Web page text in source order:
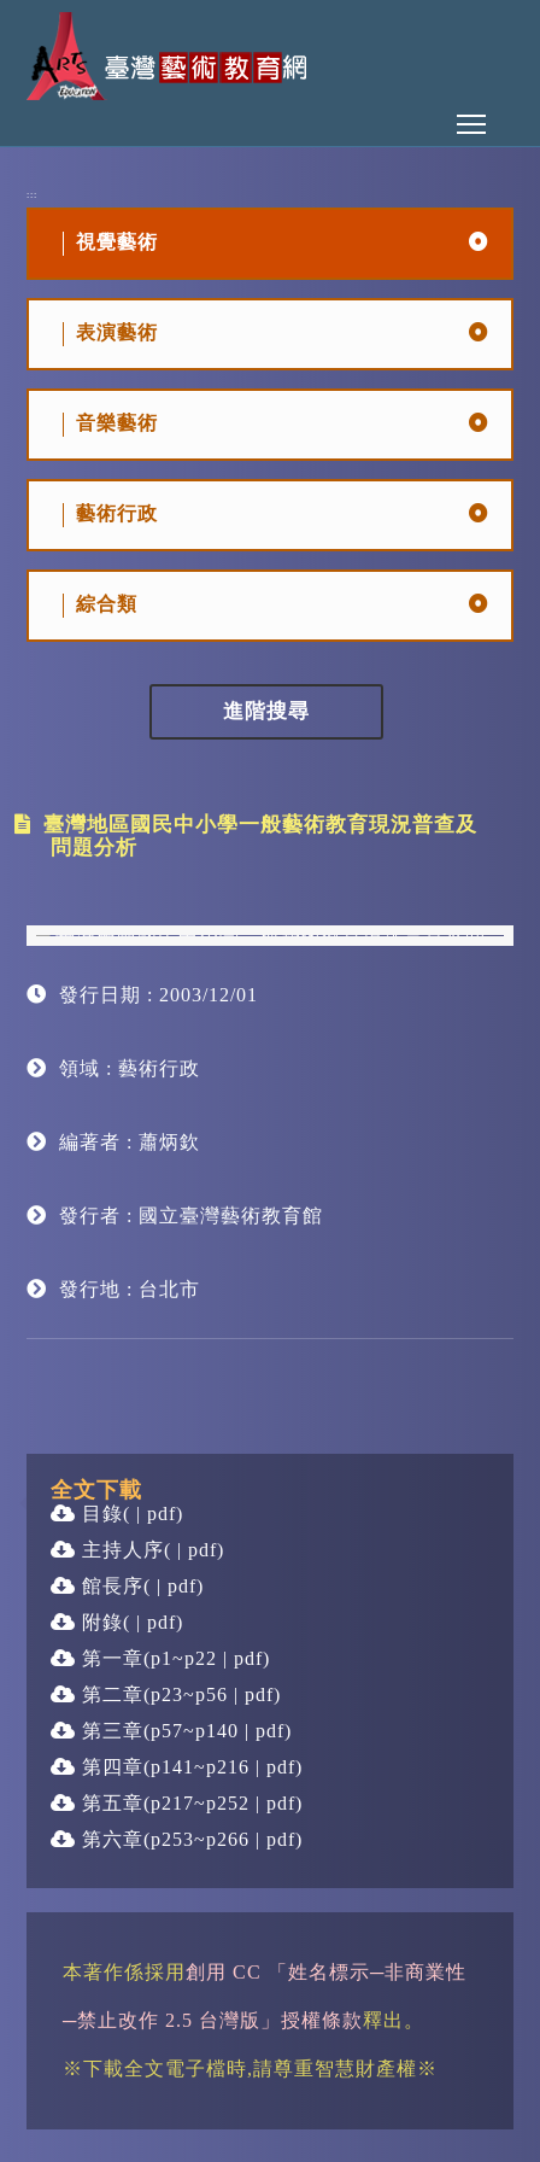
:::
視覺藝術
表演藝術
音樂藝術
藝術行政
綜合類
進階搜尋
臺灣地區國民中小學一般藝術教育現況普查及
問題分析
發行日期 : 2003/12/01
領域 : 藝術行政
編著者 : 蕭炳欽
發行者 : 國立臺灣藝術教育館
發行地 : 台北市
全文下載
目錄( | pdf)
主持人序( | pdf)
館長序( | pdf)
附錄( | pdf)
第一章(p1~p22 | pdf)
第二章(p23~p56 | pdf)
第三章(p57~p140 | pdf)
第四章(p141~p216 | pdf)
第五章(p217~p252 | pdf)
第六章(p253~p266 | pdf)
本著作係採用創用 CC 「姓名標示─非商業性
─禁止改作 2.5 台灣版」授權條款釋出。
※下載全文電子檔時,請尊重智慧財產權※